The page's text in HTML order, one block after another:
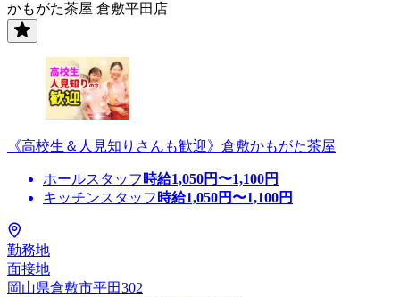
かもがた茶屋 倉敷平田店
《高校生＆人見知りさんも歓迎》倉敷かもがた茶屋
ホールスタッフ 時給1,050円〜1,100円
キッチンスタッフ 時給1,050円〜1,100円
勤務地
面接地
岡山県倉敷市平田302